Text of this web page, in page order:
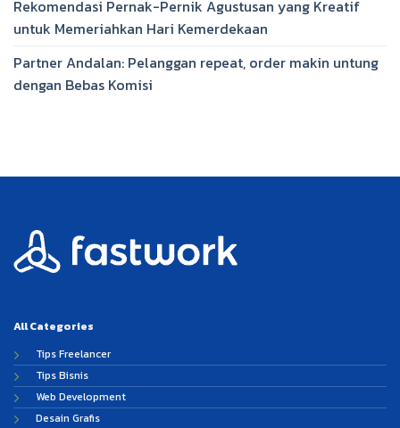
Rekomendasi Pernak-Pernik Agustusan yang Kreatif
untuk Memeriahkan Hari Kemerdekaan
Partner Andalan: Pelanggan repeat, order makin untung
dengan Bebas Komisi
All Categories
Tips Freelancer
Tips Bisnis
Web Development
Desain Grafis